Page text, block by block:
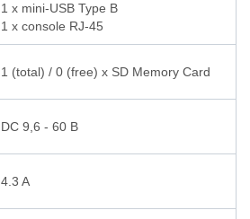
1 x mini-USB Type B
1 x console RJ-45
1 (total) / 0 (free) x SD Memory Card
DC 9,6 - 60 В
4.3 A